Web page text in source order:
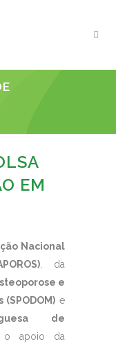
EM
Nacional
, da
e
e
de
o apoio da